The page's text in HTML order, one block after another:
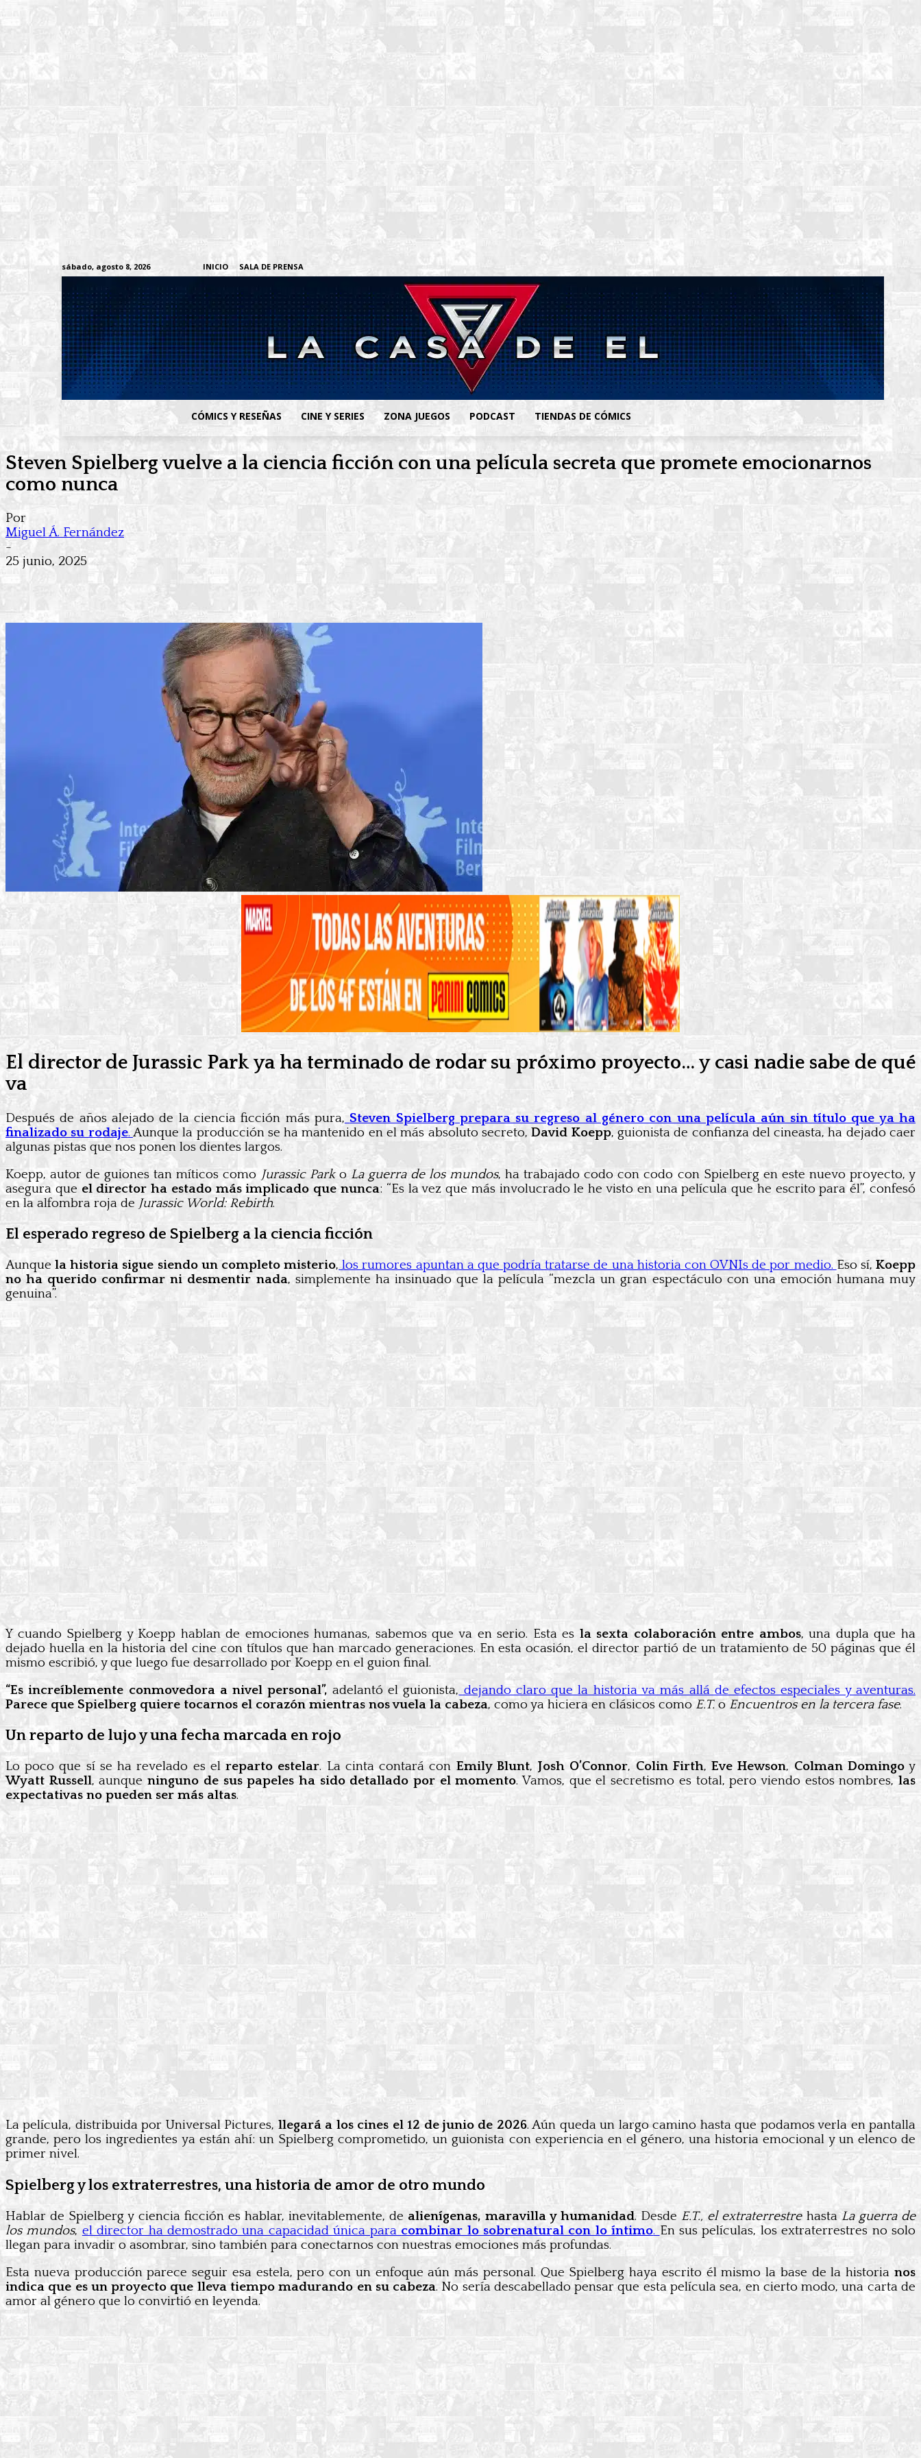
sábado, agosto 8, 2026 INICIO SALA DE PRENSA
CÓMICS Y RESEÑAS CINE Y SERIES ZONA JUEGOS PODCAST TIENDAS DE CÓMICS
Steven Spielberg vuelve a la ciencia ficción con una película secreta que promete emocionarnos
como nunca
Por
Miguel Á. Fernández
-
25 junio, 2025
El director de Jurassic Park ya ha terminado de rodar su próximo proyecto… y casi nadie sabe de qué
va
Después de años alejado de la ciencia ficción más pura, Steven Spielberg prepara su regreso al género con una película aún sin título que ya ha
finalizado su rodaje.Aunque la producción se ha mantenido en el más absoluto secreto,David Koepp, guionista de confianza del cineasta, ha dejado caer
algunas pistas que nos ponen los dientes largos.
Koepp, autor de guiones tan míticos como Jurassic Parko La guerra de los mundos, ha trabajado codo con codo con Spielberg en este nuevo proyecto, y
asegura que el director ha estado más implicado que nunca: “Es la vez que más involucrado le he visto en una película que he escrito para él”, confesó
en la alfombra roja de Jurassic World: Rebirth.
El esperado regreso de Spielberg a la ciencia ficción
Aunquela historia sigue siendo un completo misterio,los rumores apuntan a que podría tratarse de una historia con OVNIs de por medio. Eso sí,Koepp
no ha querido confirmar ni desmentir nada, simplemente ha insinuado que la película “mezcla un gran espectáculo con una emoción humana muy
genuina”.
Y cuando Spielberg y Koepp hablan de emociones humanas, sabemos que va en serio. Esta es la sexta colaboración entre ambos, una dupla que ha
dejado huella en la historia del cine con títulos que han marcado generaciones. En esta ocasión, el director partió de un tratamiento de 50 páginas que él
mismo escribió, y que luego fue desarrollado por Koepp en el guion final.
“Es increíblemente conmovedora a nivel personal”, adelantó el guionista, dejando claro que la historia va más allá de efectos especiales y aventuras.
Parece que Spielberg quiere tocarnos el corazón mientras nos vuela la cabeza, como ya hiciera en clásicos como E.T. o Encuentros en la tercera fase.
Un reparto de lujo y una fecha marcada en rojo
Lo poco que sí se ha revelado es elreparto estelar. La cinta contará con Emily Blunt, Josh O’Connor, Colin Firth,Eve Hewson, Colman Domingoy
Wyatt Russell, aunqueninguno de sus papeles ha sido detallado por el momento. Vamos, que el secretismo es total, pero viendo estos nombres,las
expectativas no pueden ser más altas.
La película, distribuida por Universal Pictures, llegará a los cines el 12 de junio de 2026. Aún queda un largo camino hasta que podamos verla en pantalla
grande, pero los ingredientes ya están ahí: un Spielberg comprometido, un guionista con experiencia en el género, una historia emocional y un elenco de
primer nivel.
Spielberg y los extraterrestres, una historia de amor de otro mundo
Hablar de Spielberg y ciencia ficción es hablar, inevitablemente, de alienígenas, maravilla y humanidad. DesdeE.T., el extraterrestrehastaLa guerra de
los mundos, el director ha demostrado una capacidad única para combinar lo sobrenatural con lo íntimo. En sus películas, los extraterrestres no solo
llegan para invadir o asombrar, sino también para conectarnos con nuestras emociones más profundas.
Esta nueva producción parece seguir esa estela, pero con un enfoque aún más personal. Que Spielberg haya escrito él mismo la base de la historia nos
indica que es un proyecto que lleva tiempo madurando en su cabeza. No sería descabellado pensar que esta película sea, en cierto modo, una carta de
amor al género que lo convirtió en leyenda.